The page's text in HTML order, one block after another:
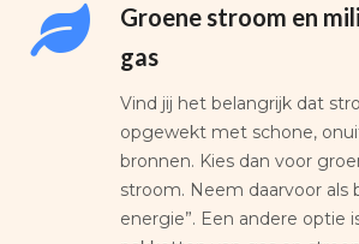
Groene stroom en
gas
Vind jij het belangrijk dat
opgewekt met schone,
bronnen. Kies dan voor
stroom. Neem daarvoor als
energie”. Een andere optie